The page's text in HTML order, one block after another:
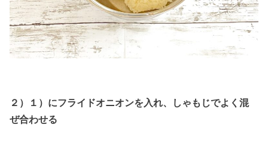
２）１）にフライドオニオンを入れ、しゃもじでよく混
ぜ合わせる